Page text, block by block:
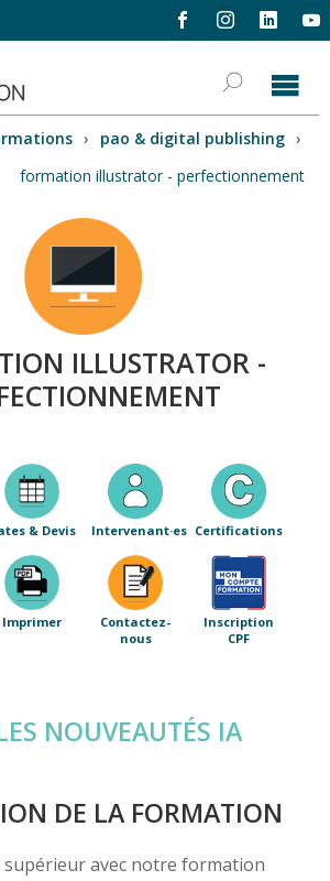
› pao & digital publishing ›
formation illustrator - perfectionnement
ILLUSTRATOR -
& Devis Intervenant·es Certifications
Imprimer
Contactez-
nous
Inscription
CPF
NOUVEAUTÉS IA
DE LA FORMATION
supérieur avec notre formation